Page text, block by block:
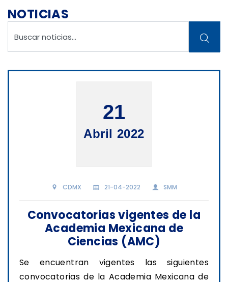
NOTICIAS
21
Abril 2022
CDMX 21-04-2022 SMM
Convocatorias vigentes de la
Academia Mexicana de
Ciencias (AMC)
Se encuentran vigentes las siguientes
convocatorias de la Academia Mexicana de